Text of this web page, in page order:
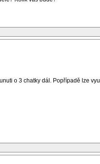
o 3 chatky dál. Popřípadě lze